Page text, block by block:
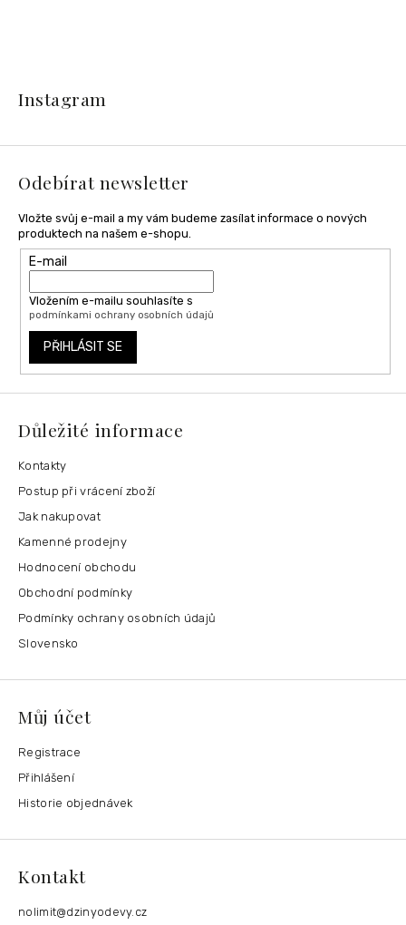
t
Instagram
Odebírat newsletter
Vložte svůj e-mail a my vám budeme zasílat informace o nových
produktech na našem e-shopu.
E-mail
Vložením e-mailu souhlasíte s
podmínkami ochrany osobních údajů
PŘIHLÁSIT SE
Důležité informace
Kontakty
Postup při vrácení zboží
Jak nakupovat
Kamenné prodejny
Hodnocení obchodu
Obchodní podmínky
Podmínky ochrany osobních údajů
Slovensko
Můj účet
Registrace
Přihlášení
Historie objednávek
Kontakt
nolimit@dzinyodevy.cz